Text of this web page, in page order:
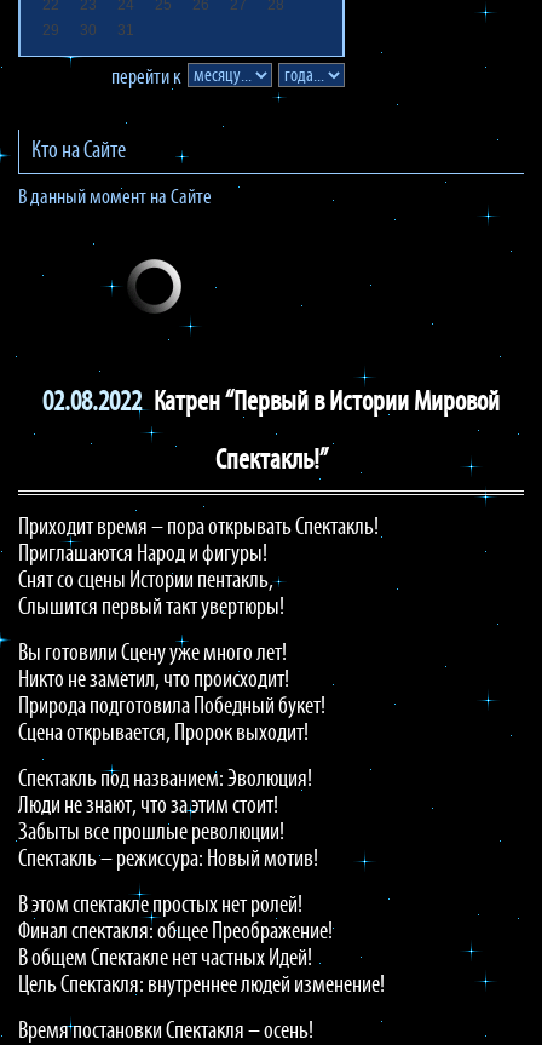
22
23 24 25 26 27
28
29
30 31
перейти к
Кто на Сайте
В данный момент на Сайте
02.08.2022 Катрен “Первый в Истории Мировой
Спектакль!”
Приходит время – пора открывать Спектакль!
Приглашаются Народ и фигуры!
Снят со сцены Истории пентакль,
Слышится первый такт увертюры!
Вы готовили Сцену уже много лет!
Никто не заметил, что происходит!
Природа подготовила Победный букет!
Сцена открывается, Пророк выходит!
Спектакль под названием: Эволюция!
Люди не знают, что за этим стоит!
Забыты все прошлые революции!
Спектакль – режиссура: Новый мотив!
В этом спектакле простых нет ролей!
Финал спектакля: общее Преображение!
В общем Спектакле нет частных Идей!
Цель Спектакля: внутреннее людей изменение!
Время постановки Спектакля – осень!